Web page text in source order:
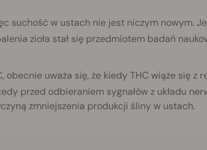
suchość w ustach nie jest niczym nowym.
zioła stał się przedmiotem badań
uważa się, że kiedy THC wiąże się z
przed odbieraniem sygnałów z układu
zmniejszenia produkcji śliny w ustach.